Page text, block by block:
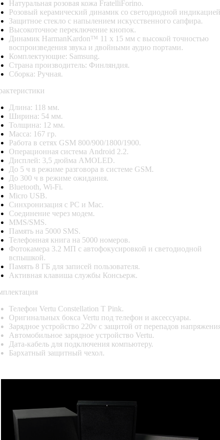
Натуральная розовая кожа FratelliForino.
Розовый керамический динамик со светодиодной
Защитное стекло с напылением искусственного сапфира.
Высокоточное переключение кнопок.
Динамик HarmanKardon™ 11 х 15 мм c высокой точностью
воспроизведения звука и двойными аудио портами.
Комплектующие: Samsung.
Страна производитель: Финляндия.
Сборка: Ручная.
Длина: 118 мм.
Ширина: 54 мм.
Толщина: 12 мм.
Масса: 167 гр.
Работа в сетях GSM 800/900/1800/1900.
Операционная система Android 2.2.
Дисплей: 3,5 дюйма AMOLED.
До 5 ч в режиме разговора в системе GSM.
До 300 ч в режиме ожидания.
Bluetooth, Wi-Fi.
Micro USB.
Синхронизация с PC и Mac.
Соединение через модем.
MMS/SMS.
Память на 5000 SMS.
Телефонная книга на 5000 номеров.
Фотокамера 3.2 МП с автофокусировкой и светодиодной
вспышкой.
Память 8 ГБ для записей пользователя.
Активная клавиша службы Консьерж.
Телефон Vertu Constellation T Pink.
Оригинальных бокса Vertu под телефон и аксессуары.
Зарядное устройство 220v с защитой от перепадов
Автомобильное зарядное устройство Vertu.
Дата-кабель для подключения компьютеру.
Бархатный защитный чехол.